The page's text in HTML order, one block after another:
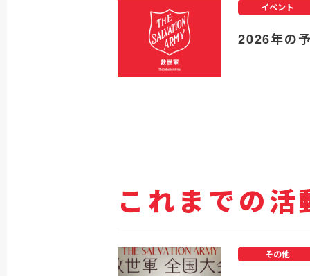
2026年の
イベント
これまでの活
その他